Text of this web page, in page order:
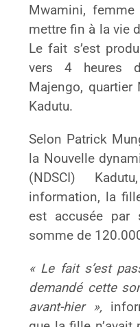
Mwamini, femme
mettre fin à la vie
Le fait s’est
vers 4 heures
Majengo,
Kadutu.
Selon Patrick
la Nouvelle
(NDSCI)
information, la
est accusée par
somme de
« Le fait s’est
demandé cette
avant-hier »,